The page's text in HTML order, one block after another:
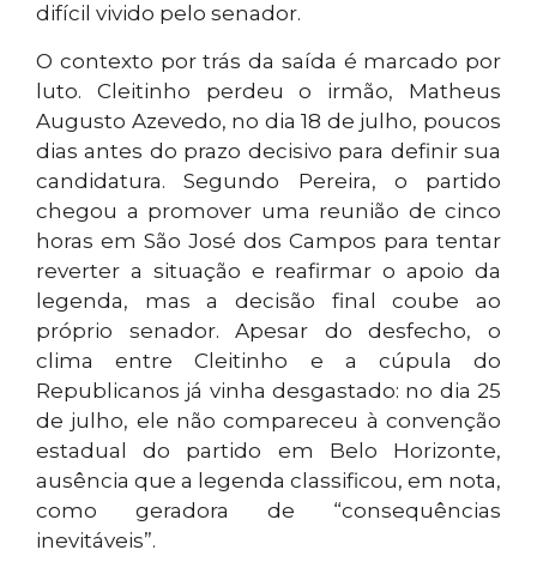
difícil vivido pelo senador.
O contexto por trás da saída é marcado por
luto. Cleitinho perdeu o irmão, Matheus
Augusto Azevedo, no dia 18 de julho, poucos
dias antes do prazo decisivo para definir sua
candidatura. Segundo Pereira, o partido
chegou a promover uma reunião de cinco
horas em São José dos Campos para tentar
reverter a situação e reafirmar o apoio da
legenda, mas a decisão final coube ao
próprio senador. Apesar do desfecho, o
clima entre Cleitinho e a cúpula do
Republicanos já vinha desgastado: no dia 25
de julho, ele não compareceu à convenção
estadual do partido em Belo Horizonte,
ausência que a legenda classificou, em nota,
como geradora de “consequências
inevitáveis”.